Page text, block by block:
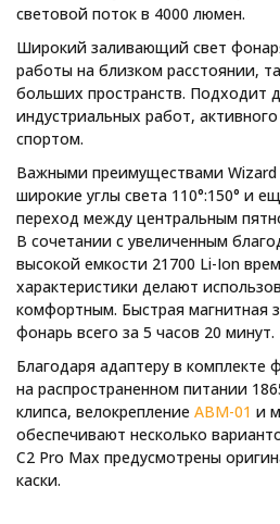
световой поток в 4000 люмен.
Широкий заливающий свет
работы на близком расстоянии,
больших пространств. Подходит
индустриальных работ,
спортом.
Важными преимуществами Wizard
широкие углы света 110°:150° и
переход между центральным
В сочетании с увеличенным
высокой емкости 21700 Li-Ion
характеристики делают
комфортным. Быстрая магнитная
фонарь всего за 5 часов 20 минут.
Благодаря адаптеру в комплекте
на распространенном питании
клипса, велокрепление ABM-01 и
обеспечивают несколько
C2 Pro Max предусмотрены
каски.